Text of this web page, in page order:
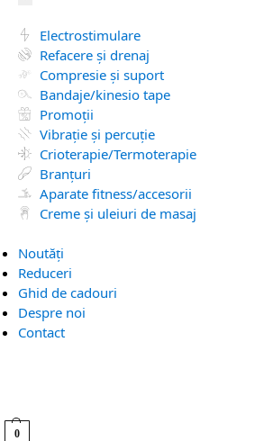
Electrostimulare
Refacere și drenaj
Compresie și suport
Bandaje/kinesio tape
Promoții
Vibrație și percuție
Crioterapie/Termoterapie
Branțuri
Aparate fitness/accesorii
Creme și uleiuri de masaj
Noutăți
Reduceri
Ghid de cadouri
Despre noi
Contact
0